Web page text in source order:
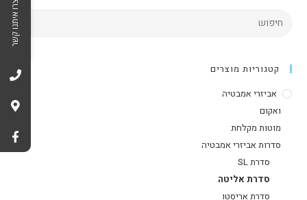
קטגוריות מוצרים
אביזרי אמבטיה
ואקום
מוטות מקלחת
סדרות אביזרי אמבטיה
סדרת SL
סדרת אליטה
סדרת אריסטו
צרו איתנו קשר